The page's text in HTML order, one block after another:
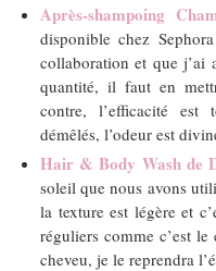
Après-shampoing
disponible chez
collaboration et que j’ai
quantité, il faut en
contre, l’efficacité est
démêlés, l’odeur est
Hair & Body Wash de
soleil que nous avons
la texture est légère et
réguliers comme c’est le
cheveu, je le reprendra